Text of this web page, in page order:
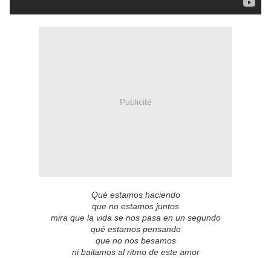
Publicité
Qué estamos haciendo
que no estamos juntos
mira que la vida se nos pasa en un segundo
qué estamos pensando
que no nos besamos
ni bailamos al ritmo de este amor